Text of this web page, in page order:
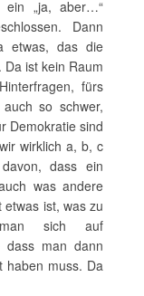
„ja, aber…“
Dann
etwas, das die
ist kein Raum
fürs
so schwer,
Demokratie sind
wirklich a, b, c
dass ein
was andere
ist, was zu
sich auf
dass man dann
haben muss. Da